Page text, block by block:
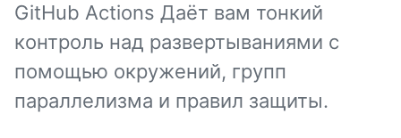
GitHub Actions Даёт вам тонкий
контроль над развертываниями с
помощью окружений, групп
параллелизма и правил защиты.